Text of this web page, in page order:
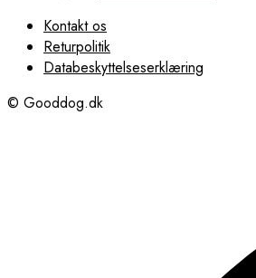
Kontakt os
Returpolitik
Databeskyttelseserklæring
© Gooddog.dk